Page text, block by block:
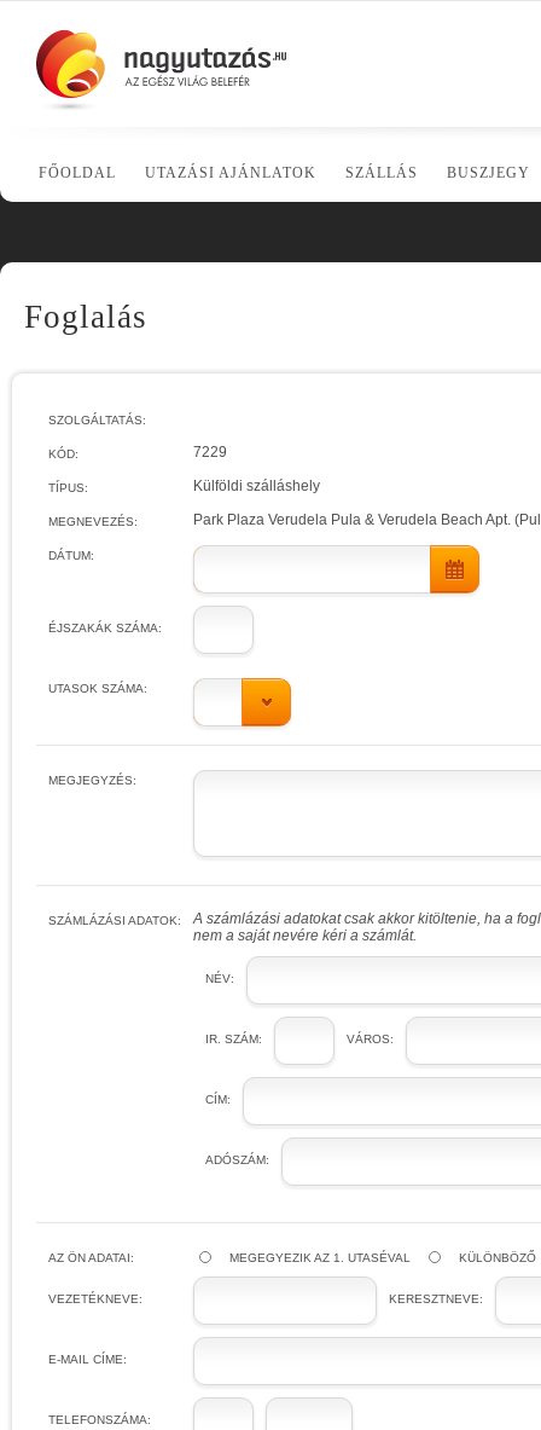
FŐOLDAL UTAZÁSI AJÁNLATOK SZÁLLÁS BUSZJEGY
Foglalás
SZOLGÁLTATÁS:
KÓD: 7229
TÍPUS: Külföldi szálláshely
MEGNEVEZÉS: Park Plaza Verudela Pula & Verudela Beach Apt.
DÁTUM:
ÉJSZAKÁK SZÁMA:
UTASOK SZÁMA:
MEGJEGYZÉS:
SZÁMLÁZÁSI ADATOK:
A számlázási adatokat csak akkor kitöltenie, ha a
nem a saját nevére kéri a számlát.
NÉV:
IR. SZÁM: VÁROS:
CÍM:
ADÓSZÁM:
AZ ÖN ADATAI: MEGEGYEZIK AZ 1. UTASÉVAL KÜLÖNBÖZŐ
VEZETÉKNEVE: KERESZTNEVE:
E-MAIL CÍME:
TELEFONSZÁMA: